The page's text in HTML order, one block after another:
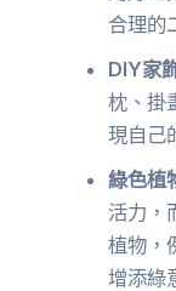
合理的
DIY家
枕、掛
現自己
綠色植
活力，
植物，
增添綠